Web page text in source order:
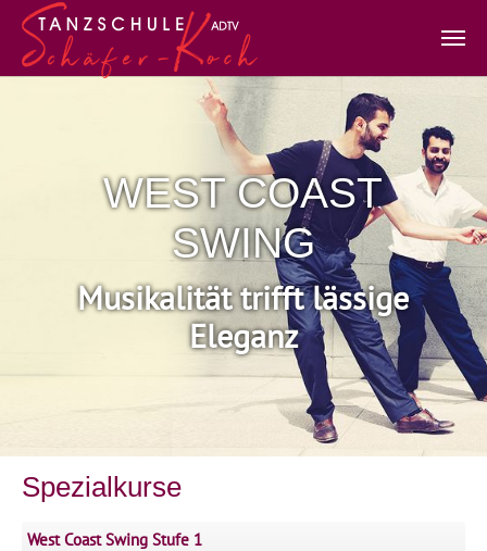
Zum Hauptinhalt springen
WEST COAST
SWING
Musikalität trifft lässige
Eleganz
Spezialkurse
West Coast Swing Stufe 1